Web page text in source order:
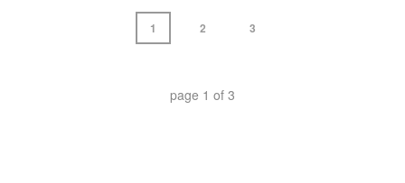
1 2 3
page 1 of 3